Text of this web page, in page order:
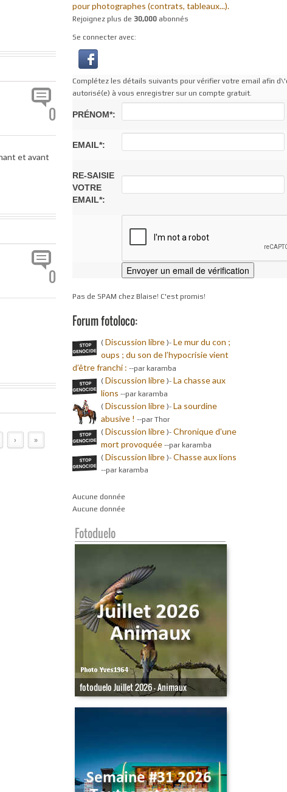
0
et avant
0
› »
pour photographes (contrats, tableaux...).
Rejoignez plus de 30,000abonnés
Se connecter avec:
Complétez les détails suivants pour vérifier votre email afin
autorisé(e) à vous enregistrer sur un compte gratuit.
PRÉNOM*:
EMAIL*:
RE-SAISIE
VOTRE
EMAIL*:
Pas de SPAM chez Blaise! C'est promis!
Forum fotoloco:
( Discussion libre)- Le mur du con ;
oups ; du son de l’hypocrisie vient
d’être franchi : --par karamba
( Discussion libre)- La chasse aux
lions --par karamba
( Discussion libre)- La sourdine
abusive ! --par Thor
( Discussion libre)- Chronique d'une
mort provoquée--par karamba
( Discussion libre)- Chasse aux lions
--par karamba
Aucune donnée
Aucune donnée
Fotoduelo
fotoduelo Juillet 2026 - Animaux